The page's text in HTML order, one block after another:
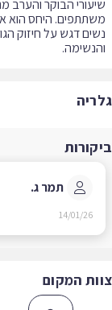
היחס הוא
דגש על חיזוק הגוף
תמר ג.
14/01/26
המקום